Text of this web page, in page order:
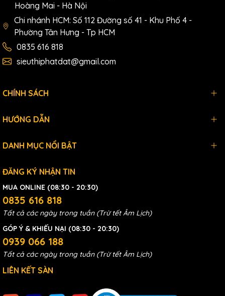
Hoàng Mai - Hà Nội
Chi nhánh HCM: Số 112 Đường số 41 - Khu Phố 4 -
Phường Tân Hưng - Tp HCM
0835 616 818
sieuthiphatdat@gmail.com
CHÍNH SÁCH
HƯỚNG DẪN
DANH MỤC NỔI BẬT
ĐĂNG KÝ NHẬN TIN
MUA ONLINE (08:30 - 20:30)
0835 616 818
Tất cả các ngày trong tuần (Trừ tết Âm Lịch)
GÓP Ý & KHIẾU NẠI (08:30 - 20:30)
0939 066 188
Tất cả các ngày trong tuần (Trừ tết Âm Lịch)
LIÊN KẾT SÀN